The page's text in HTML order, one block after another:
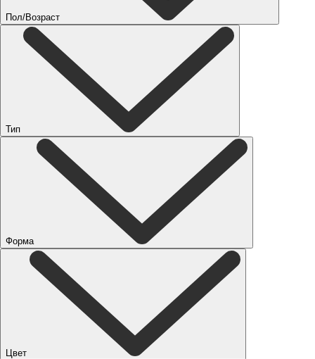
Пол/Возраст
Тип
Форма
Цвет